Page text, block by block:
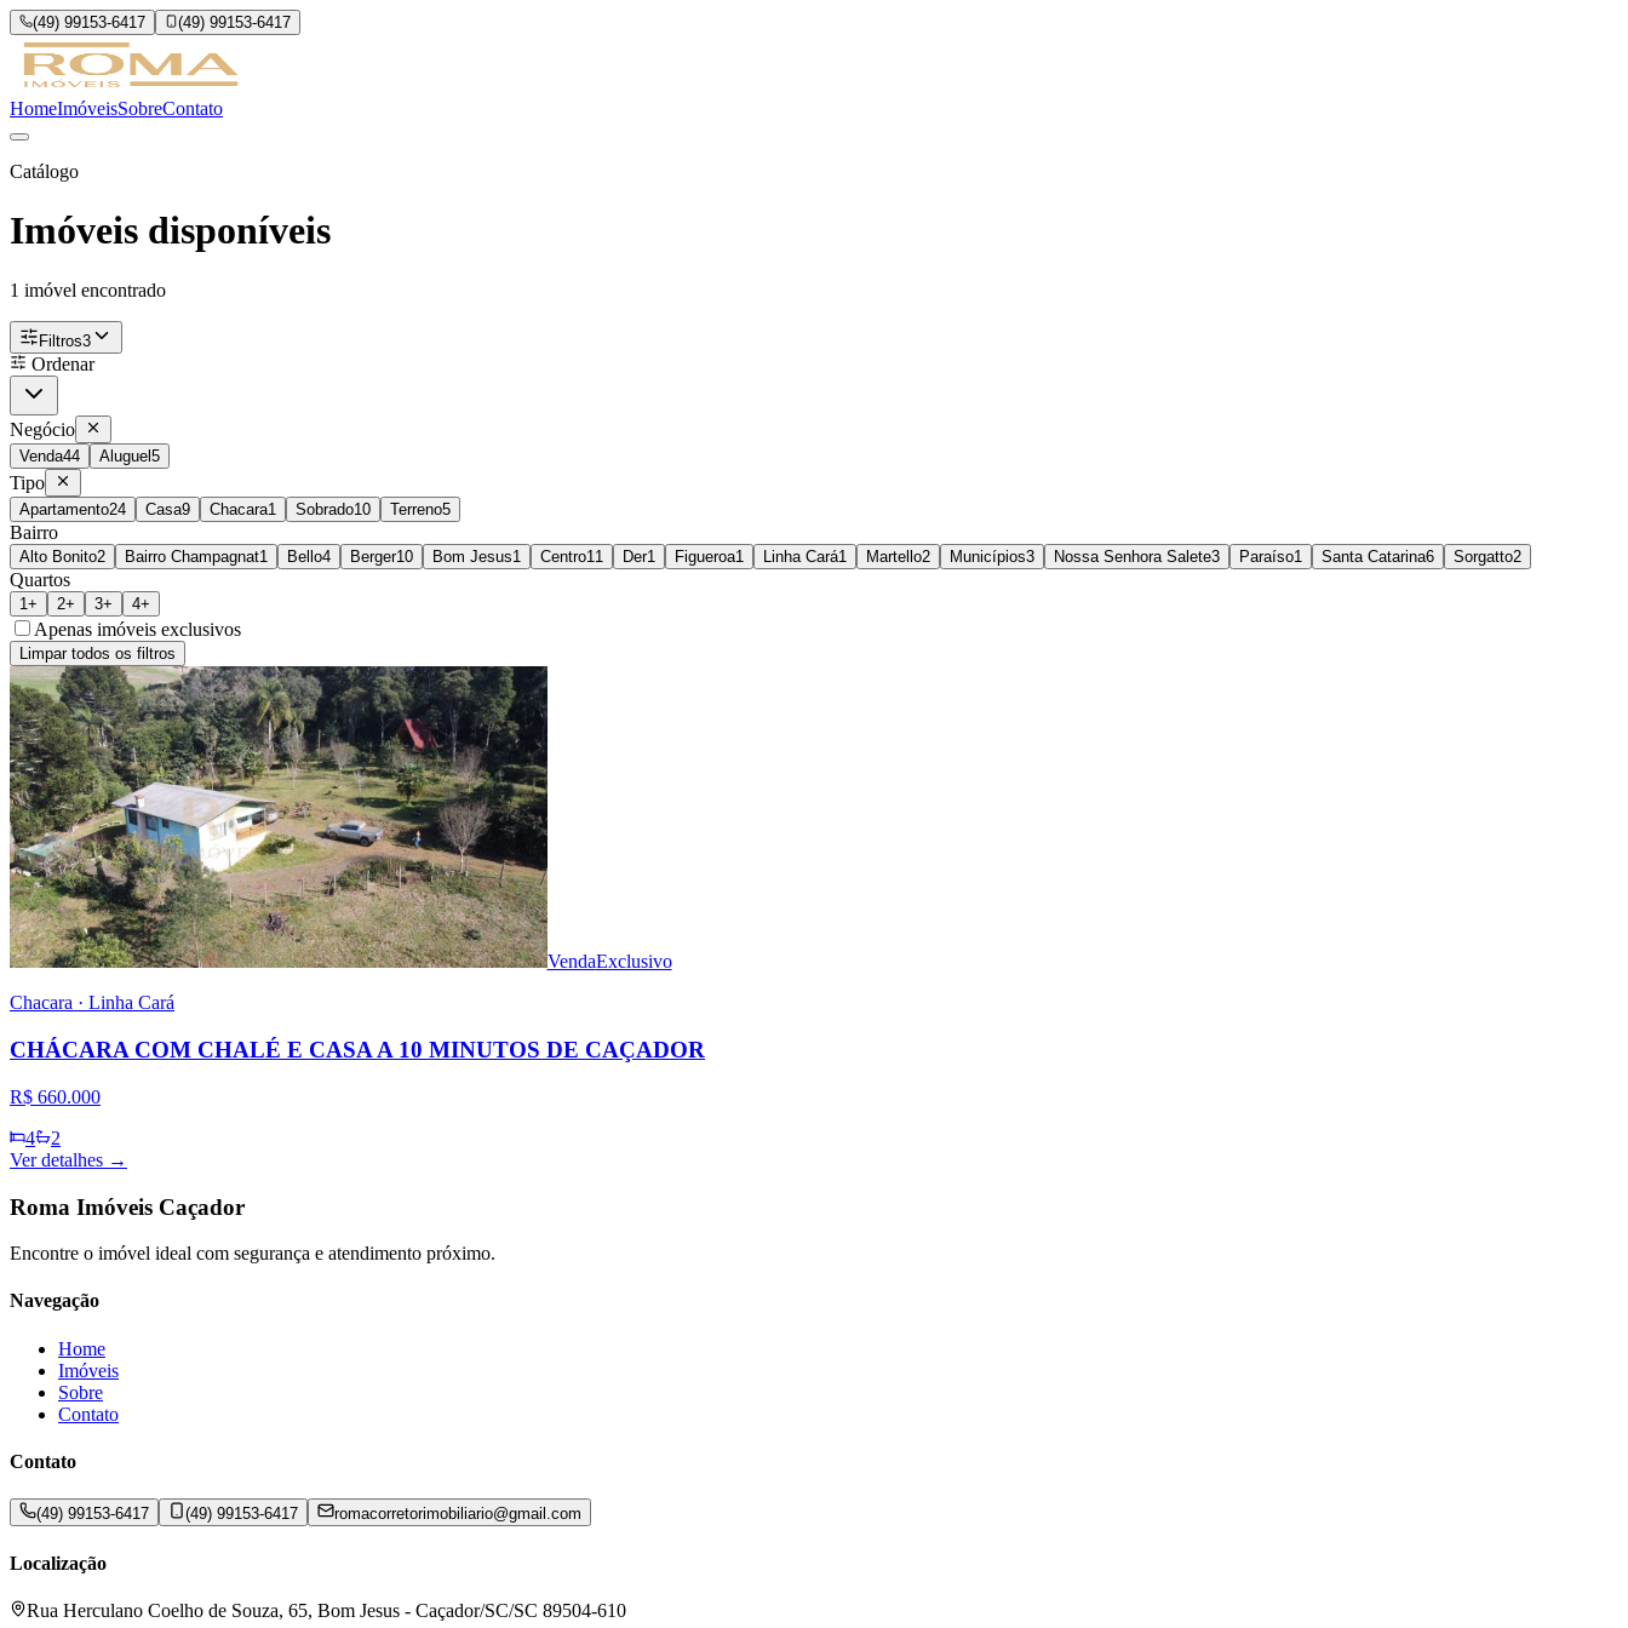
(49) 99153-6417 (49) 99153-6417
HomeImóveisSobreContato
Catálogo
Imóveis disponíveis
1 imóvel encontrado
Filtros3
Ordenar
Negócio
Venda44 Aluguel 5
Tipo
Apartamento24 Casa9 Chacara1 Sobrado10 Terreno5
Bairro
Alto Bonito2 Bairro Champagnat1 Bello4 Berger10 Bom Jesus1 Centro11 Der1 Figueroa1 Linha Cará1 Martello2 Municípios3 Nossa Senhora Salete3 Paraíso1 Santa Catarina6 Sorgatto2
Quartos
1+ 2+ 3+ 4+
Apenas imóveis exclusivos
Limpar todos os filtros
VendaExclusivo
Chacara · Linha Cará
CHÁCARA COM CHALÉ E CASA A 10 MINUTOS DE CAÇADOR
R$ 660.000
4
2
Ver detalhes →
Roma Imóveis Caçador
Encontre o imóvel ideal com segurança e atendimento próximo.
Navegação
Home
Imóveis
Sobre
Contato
Contato
(49) 99153-6417 (49) 99153-6417 romacorretorimobiliario@gmail.com
Localização
Rua Herculano Coelho de Souza, 65, Bom Jesus - Caçador/SC/SC 89504-610